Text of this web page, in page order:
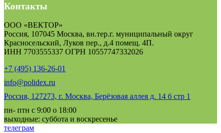
Контакты
ООО «ВЕКТОР»
Россия, 107045 Москва, вн.тер.г. муниципальный округ
Красносельский, Луков пер., д.4 помещ. 4П.
ИНН 7703555337 ОГРН 10557747332026
+7 (495) 136-26-01
info@polidex.ru
Россия, 127273, г. Москва, Берёзовая аллея д. 14 б стр 1
пн- птн с 9:00 о 18:00
выходные: суббота и воскресенье
телеграм